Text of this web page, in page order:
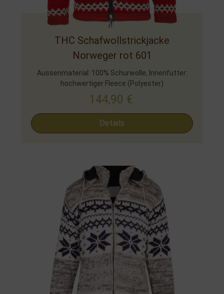
THC Schafwollstrickjacke
Norweger rot 601
Aussenmaterial: 100% Schurwolle, Innenfutter:
hochwertiger Fleece (Polyester)
144,90 €
Details